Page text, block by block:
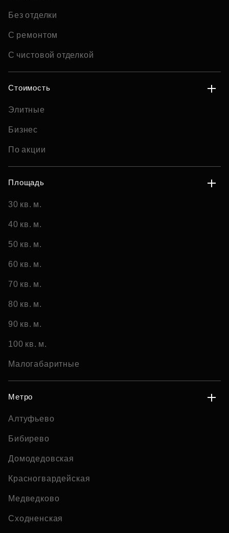
Без отделки
С ремонтом
С чистовой отделкой
Стоимость
Элитные
Бизнес
По акции
Площадь
30 кв. м.
40 кв. м.
50 кв. м.
60 кв. м.
70 кв. м.
80 кв. м.
90 кв. м.
100 кв. м.
Малогабаритные
Метро
Алтуфьево
Бибирево
Домодедовская
Красногвардейская
Медведково
Сходненская